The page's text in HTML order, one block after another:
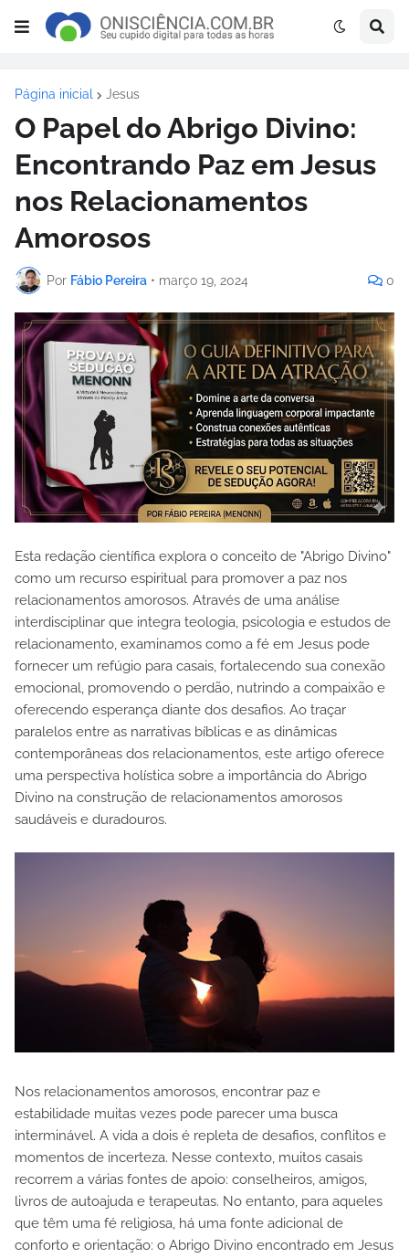
Página inicial Jesus
O Papel do Abrigo Divino:
Encontrando Paz em Jesus
nos Relacionamentos
Amorosos
Por Fábio Pereira • março 19, 2024 0
Esta redação científica explora o conceito de "Abrigo Divino"
como um recurso espiritual para promover a paz nos
relacionamentos amorosos. Através de uma análise
interdisciplinar que integra teologia, psicologia e estudos de
relacionamento, examinamos como a fé em Jesus pode
fornecer um refúgio para casais, fortalecendo sua conexão
emocional, promovendo o perdão, nutrindo a compaixão e
oferecendo esperança diante dos desafios. Ao traçar
paralelos entre as narrativas bíblicas e as dinâmicas
contemporâneas dos relacionamentos, este artigo oferece
uma perspectiva holística sobre a importância do Abrigo
Divino na construção de relacionamentos amorosos
saudáveis e duradouros.
Nos relacionamentos amorosos, encontrar paz e
estabilidade muitas vezes pode parecer uma busca
interminável. A vida a dois é repleta de desafios, conflitos e
momentos de incerteza. Nesse contexto, muitos casais
recorrem a várias fontes de apoio: conselheiros, amigos,
livros de autoajuda e terapeutas. No entanto, para aqueles
que têm uma fé religiosa, há uma fonte adicional de
conforto e orientação: o Abrigo Divino encontrado em Jesus